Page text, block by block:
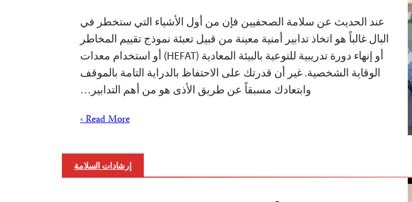
عند الحديث عن سلامة الصحفيين فإن من أول الأشياء التي ستخطر في
البال غالباً هو اتخاذ تدابير أمنية معينة من قبيل تعبئة نموذج تقييم المخاطر
أو إنهاء دورة تدريبية للتوعية بالبيئة المعادية (HEFAT) أو استخدام معدات
الوقاية الشخصية. غير أن قدرتك على الاحتفاظ بالدراية التامة بالموقف
وابتعادك مسبقاً عن طريق الأذى هو من أهم التدابير…
Read More ›
إرشادات السلامة